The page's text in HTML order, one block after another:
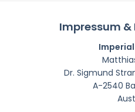
Impressum
Dr. Sigmund
A-2540